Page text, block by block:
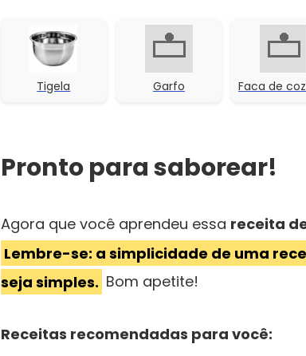
Tigela Garfo Faca de
Pronto para saborear!
Agora que você aprendeu essa receita
Lembre-se: a simplicidade de uma
seja simples. Bom apetite!
Receitas recomendadas para você: